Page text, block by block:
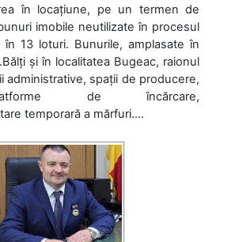
în locațiune, pe un termen de
imobile neutilizate în procesul
13 loturi. Bunurile, amplasate în
și în localitatea Bugeac, raionul
administrative, spații de producere,
de încărcare,
temporară a mărfuri....